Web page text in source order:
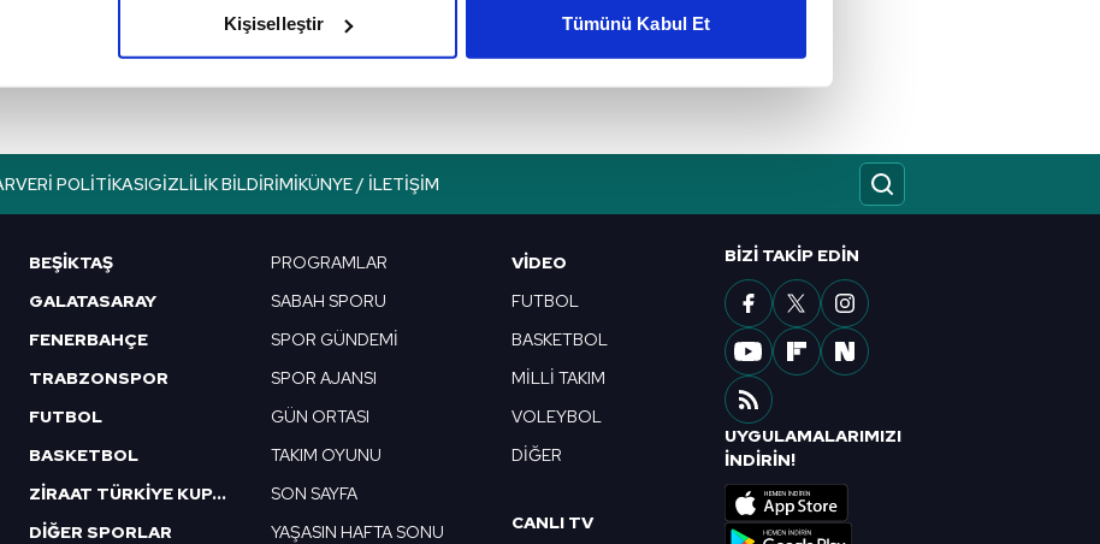
çerezlere izin vermedikleri takdirde, kullanıcılara hedefli reklamlar gösterilmeyecektir."
çerezler, sitemizin daha işlevsel kılınması ve kişiselleştirilmesi ve sizlere yönelik
aşağıda yer alan panel vasıtasıyla belirleyebilirsiniz. Çerezlere ilişkin detaylı bilgi için Ayarlar
Kanunu uyarınca hazırlanmış Aydınlatma Metnimizi okumak ve sitemizde ilgili
çerezlerle ilgili bilgi almak için lütfentıklayınız
Kişiselleştir Tümünü Kabul Et
Mayıs
VERI POLITIKASIGIZLILIK BILDIRIMIKÜNYE / İLETIŞIM
BEŞİKTAŞ
GALATASARAY
FENERBAHÇE
TRABZONSPOR
FUTBOL
BASKETBOL
ZİRAAT TÜRKİYE KUPASI
DİĞER SPORLAR
PROGRAMLAR
SABAH SPORU
SPOR GÜNDEMİ
SPOR AJANSI
GÜN ORTASI
TAKIM OYUNU
SON SAYFA
YAŞASIN HAFTA SONU
VIDEO
FUTBOL
BASKETBOL
MİLLİ TAKIM
VOLEYBOL
DİĞER
CANLI TV
BIZI TAKIP EDIN
UYGULAMALARIMIZI
İNDİRİN!